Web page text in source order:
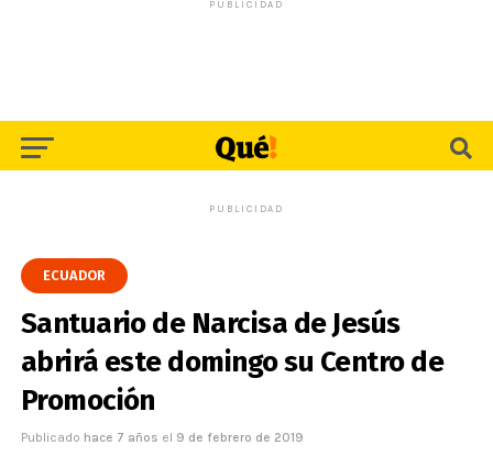
PUBLICIDAD
PUBLICIDAD
ECUADOR
Santuario de Narcisa de Jesús
abrirá este domingo su Centro de
Promoción
Publicado hace 7 años el 9 de febrero de 2019